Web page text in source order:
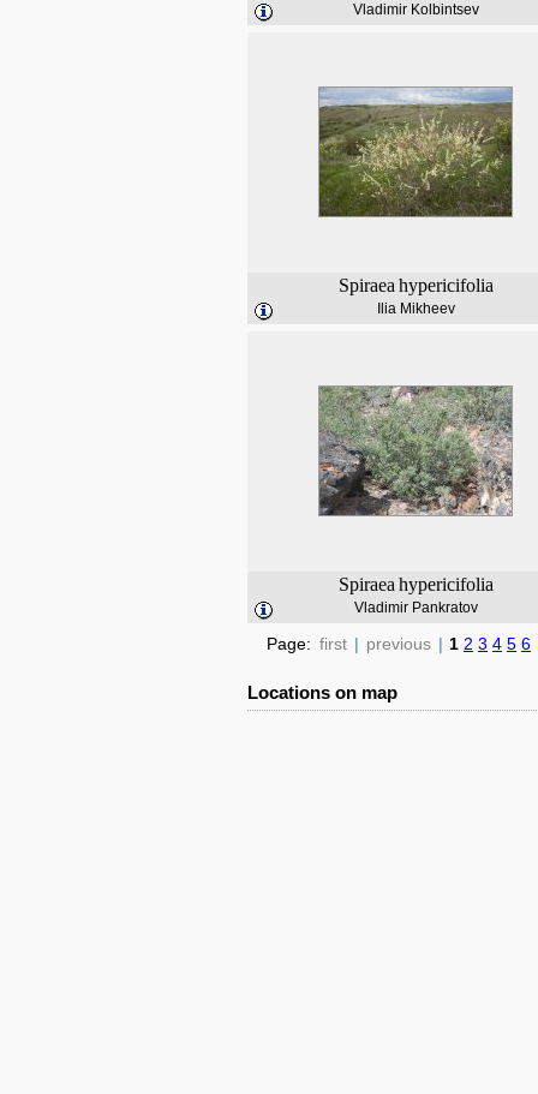
Vladimir Kolbintsev
Spiraea hypericifolia
Ilia Mikheev
Spiraea hypericifolia
Vladimir Pankratov
Page: first | previous | 1 2 3 4 5 6
Locations on map